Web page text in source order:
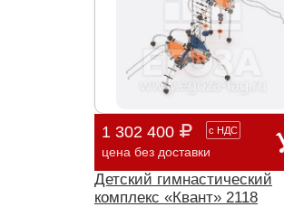
1 302 400 с НДС
цена без доставки
Детский гимнастический
комплекс «Квант» 2118